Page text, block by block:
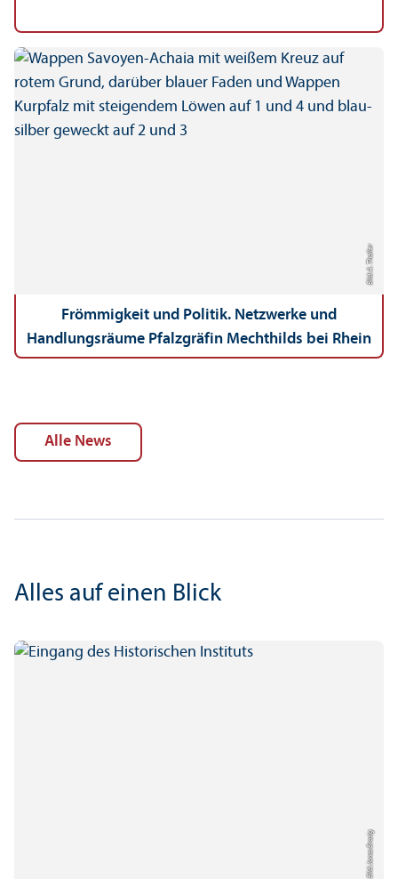
Bild: A. Thaller
Frömmigkeit und Politik. Netzwerke und
Handlungs­räume Pfalzgräfin Mechthilds bei Rhein
alle News
Alles auf einen Blick
Bild: Jonas Brosig